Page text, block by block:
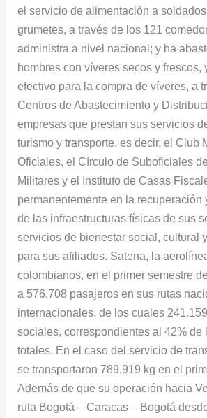
el servicio de alimentación a
grumetes, a través de los 121
administra a nivel nacional; y ha
hombres con víveres secos y frescos,
efectivo para la compra de víveres, a
Centros de Abastecimiento y
empresas que prestan sus servicios
turismo y transporte, es decir, el Club
Oficiales, el Círculo de Suboficiales
Militares y el Instituto de Casas
permanentemente en la recuperación
de las infraestructuras físicas de sus
servicios de bienestar social, cultural
para sus afiliados. Satena, la
colombianos, en el primer semestre
a 576.708 pasajeros en sus rutas
internacionales, de los cuales
sociales, correspondientes al 42% de
totales. En el caso del servicio de
se transportaron 789.919 kg en el
Además de que su operación hacia
ruta Bogotá – Caracas – Bogotá